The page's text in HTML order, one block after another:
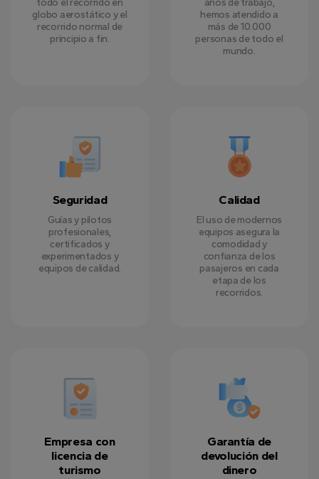
todo el recorrido en
globo aerostático y el
recorrido normal de
principio a fin.
años de trabajo,
hemos atendido a
más de 10.000
personas de todo el
mundo.
Seguridad
Guías y pilotos
profesionales,
certificados y
experimentados y
equipos de calidad.
Calidad
El uso de modernos
equipos asegura la
comodidad y
confianza de los
pasajeros en cada
etapa de los
recorridos.
Empresa con
licencia de
turismo
Garantía de
devolución del
dinero